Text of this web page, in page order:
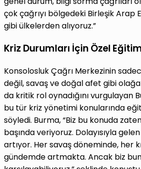
çok çağrıyı bölgedeki Birleşik Arap
gibi ülkelerden alıyoruz.”
Kriz Durumları İçin Özel
Konsolosluk Çağrı Merkezinin
değil, savaş ve doğal afet gibi
da kritik rol oynadığını vurgulayan
bu tür kriz yönetimi konularında
söyledi. Burma, “Biz bu konuda
başında veriyoruz. Dolayısıyla
artıyor. Her savaş döneminde, her
gündemde artmakta. Ancak biz